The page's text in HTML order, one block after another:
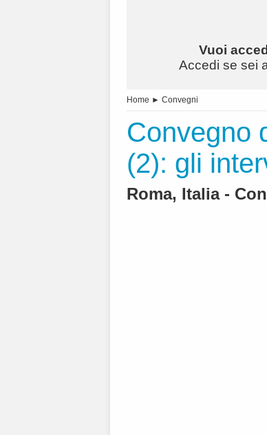
Vuoi
Accedi se sei
Home ► Convegni
Convegno
(2): gli
Roma, Italia -